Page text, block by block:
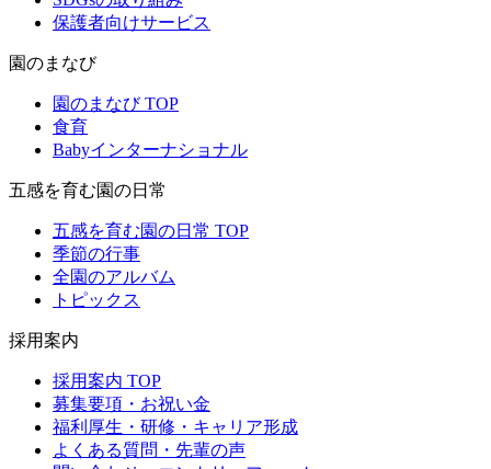
保護者向けサービス
園のまなび
園のまなび TOP
食育
Babyインターナショナル
五感を育む園の日常
五感を育む園の日常 TOP
季節の行事
全園のアルバム
トピックス
採用案内
採用案内 TOP
募集要項・お祝い金
福利厚生・研修・キャリア形成
よくある質問・先輩の声